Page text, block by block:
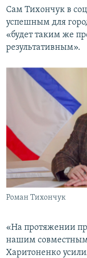
Сам Тихончук в
успешным для
«будет таким же
результативным».
Роман Тихончук
«На протяжении
нашим совместным
Харитоненко